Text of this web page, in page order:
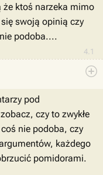
4.1
ktoś narzeka mimo
swoją opinią czy
podoba....
pod
czy to zwykłe
nie podoba, czy
każdego
pomidorami.